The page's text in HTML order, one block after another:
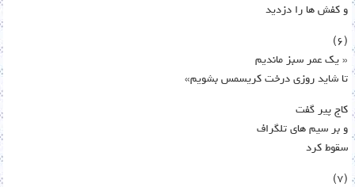
و کفش ها را دزدید
(۶)
« یک عمر سبز ماندیم
تا شاید روزی درخت کریسمس بشویم»
کاج پیر گفت
و بر سیم های تلگراف
سقوط کرد
(٧)